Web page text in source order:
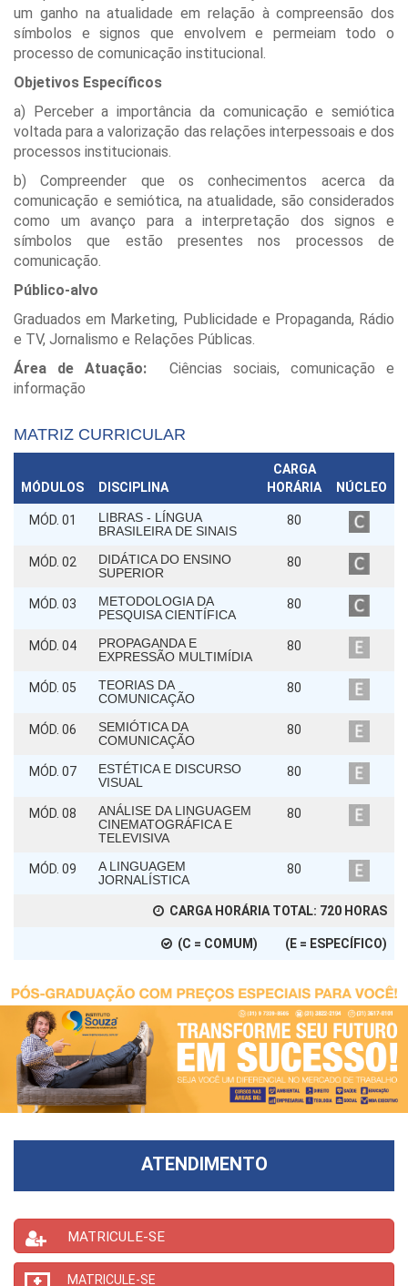
um ganho na atualidade em relação à compreensão dos
símbolos e signos que envolvem e permeiam todo o
processo de comunicação institucional.
Objetivos Específicos
a) Perceber a importância da comunicação e semiótica
voltada para a valorização das relações interpessoais e dos
processos institucionais.
b) Compreender que os conhecimentos acerca da
comunicação e semiótica, na atualidade, são considerados
como um avanço para a interpretação dos signos e
símbolos que estão presentes nos processos de
comunicação.
Público-alvo
Graduados em Marketing, Publicidade e Propaganda, Rádio
e TV, Jornalismo e Relações Públicas.
Área de Atuação: Ciências sociais, comunicação e
informação
MATRIZ CURRICULAR
MÓDULOS DISCIPLINA
CARGA
HORÁRIA
NÚCLEO
MÓD. 01
LIBRAS - LÍNGUA
BRASILEIRA DE SINAIS
80
MÓD. 02
DIDÁTICA DO ENSINO
SUPERIOR
80
MÓD. 03
METODOLOGIA DA
PESQUISA CIENTÍFICA
80
MÓD. 04
PROPAGANDA E
EXPRESSÃO MULTIMÍDIA
80
MÓD. 05
TEORIAS DA
COMUNICAÇÃO
80
MÓD. 06
SEMIÓTICA DA
COMUNICAÇÃO
80
MÓD. 07
ESTÉTICA E DISCURSO
VISUAL
80
MÓD. 08
ANÁLISE DA LINGUAGEM
CINEMATOGRÁFICA E
TELEVISIVA
80
MÓD. 09
A LINGUAGEM
JORNALÍSTICA
80
CARGA HORÁRIA TOTAL: 720 HORAS
(C = COMUM) (E = ESPECÍFICO)
ATENDIMENTO
MATRICULE-SE
MATRICULE-SE